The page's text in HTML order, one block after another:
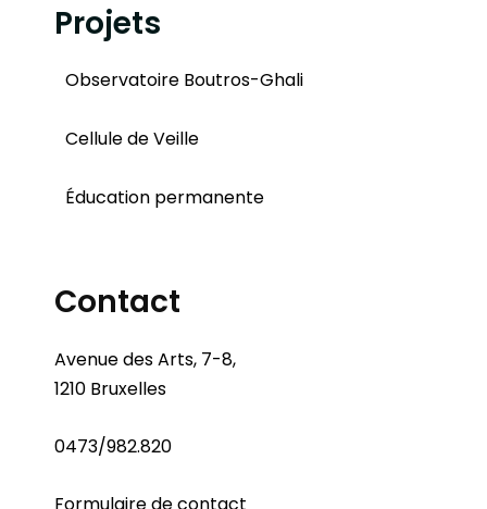
Projets
Observatoire Boutros-Ghali
Cellule de Veille
Éducation permanente
Contact
Avenue des Arts, 7-8,
1210 Bruxelles
0473/982.820
Formulaire de contact